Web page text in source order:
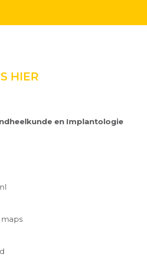
HIER
en Implantologie
maps